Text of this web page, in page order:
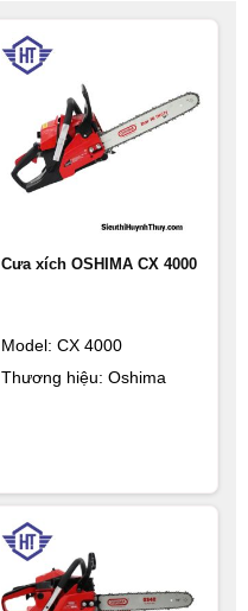
Cưa xích OSHIMA CX 4000
Model: CX 4000
Thương hiệu: Oshima